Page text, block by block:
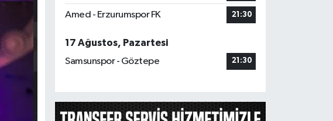
Amed - Erzurumspor FK 21:30
17 Ağustos, Pazartesi
Samsunspor - Göztepe
21:30